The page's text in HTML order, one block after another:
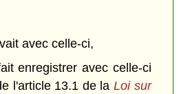
avec celle-ci,
enregistrer avec celle-ci
l'article 13.1 de laLoi sur